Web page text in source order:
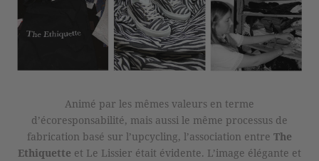
Animé par les mêmes valeurs en terme
d’écoresponsabilité, mais aussi le même processus de
fabrication basé sur l’upcycling, l’association entre The
Ethiquette et Le Lissier était évidente. L’image élégante et